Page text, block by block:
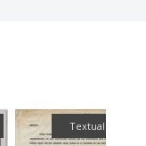
Textual